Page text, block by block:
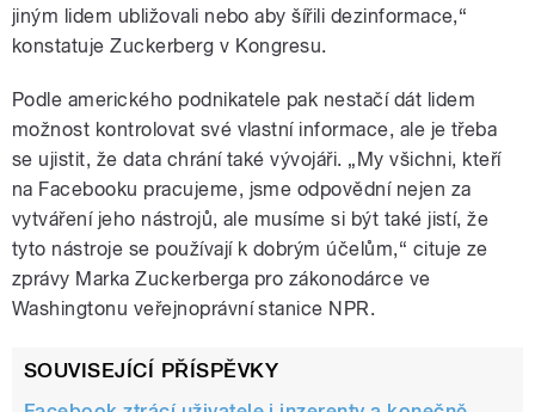
jiným lidem ubližovali nebo aby šířili dezinformace,“
konstatuje Zuckerberg v Kongresu.
Podle amerického podnikatele pak nestačí dát lidem
možnost kontrolovat své vlastní informace, ale je třeba
se ujistit, že data chrání také vývojáři. „My všichni, kteří
na Facebooku pracujeme, jsme odpovědní nejen za
vytváření jeho nástrojů, ale musíme si být také jistí, že
tyto nástroje se používají k dobrým účelům,“ cituje ze
zprávy Marka Zuckerberga pro zákonodárce ve
Washingtonu veřejnoprávní stanice NPR.
SOUVISEJÍCÍ PŘÍSPĚVKY